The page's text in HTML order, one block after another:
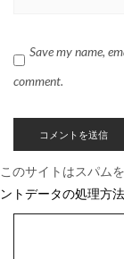
Save my name,
comment.
このサイトはスパム
ントデータの処理方